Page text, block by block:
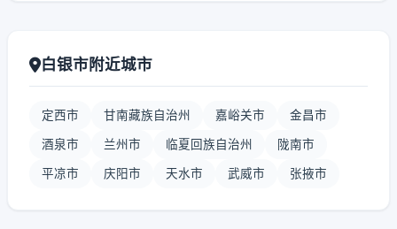
白银市附近城市
定西市 甘南藏族自治州 嘉峪关市 金昌市
酒泉市 兰州市 临夏回族自治州 陇南市
平凉市 庆阳市 天水市 武威市 张掖市